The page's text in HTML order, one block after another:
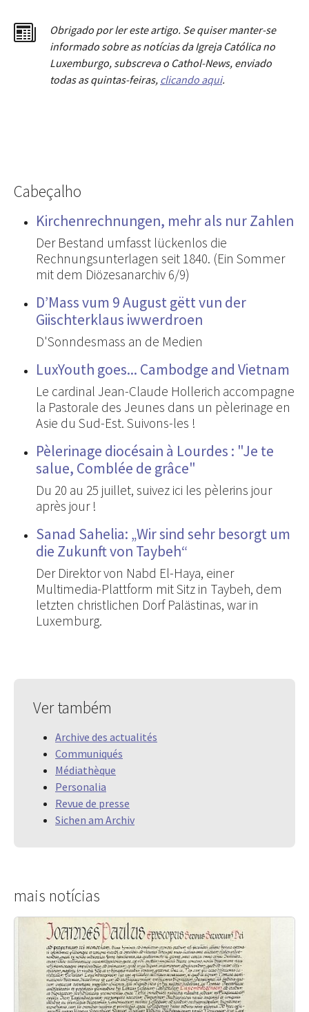
Obrigado por ler este artigo. Se quiser manter-se
informado sobre as notícias da Igreja Católica no
Luxemburgo, subscreva o Cathol-News, enviado
todas as quintas-feiras, clicando aqui.
Cabeçalho
Kirchenrechnungen, mehr als nur Zahlen
Der Bestand umfasst lückenlos die
Rechnungsunterlagen seit 1840. (Ein Sommer
mit dem Diözesanarchiv 6/9)
D’Mass vum 9 August gëtt vun der
Giischterklaus iwwerdroen
D'Sonndesmass an de Medien
LuxYouth goes... Cambodge and Vietnam
Le cardinal Jean-Claude Hollerich accompagne
la Pastorale des Jeunes dans un pèlerinage en
Asie du Sud-Est. Suivons-les !
Pèlerinage diocésain à Lourdes : "Je te
salue, Comblée de grâce"
Du 20 au 25 juillet, suivez ici les pèlerins jour
après jour !
Sanad Sahelia: „Wir sind sehr besorgt um
die Zukunft von Taybeh“
Der Direktor von Nabd El-Haya, einer
Multimedia-Plattform mit Sitz in Taybeh, dem
letzten christlichen Dorf Palästinas, war in
Luxemburg.
Ver também
Archive des actualités
Communiqués
Médiathèque
Personalia
Revue de presse
Sichen am Archiv
mais notícias